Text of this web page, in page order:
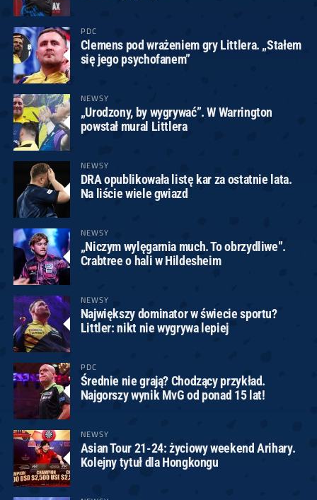
PDC
Clemens pod wrażeniem gry Littlera. „Stałem
się jego psychofanem”
NEWSY
„Urodzony, by wygrywać”. W Warrington
powstał mural Littlera
NEWSY
DRA opublikowała listę kar za ostatnie lata.
Na liście wiele gwiazd
NEWSY
„Niczym wylęgarnia much. To obrzydliwe”.
Crabtree o hali w Hildesheim
NEWSY
Największy dominator w świecie sportu?
Littler: nikt nie wygrywa lepiej
PDC
Średnie nie grają? Chodzący przykład.
Najgorszy wynik MvG od ponad 15 lat!
NEWSY
Asian Tour 21-24: życiowy weekend Arihary.
Kolejny tytuł dla Hongkongu